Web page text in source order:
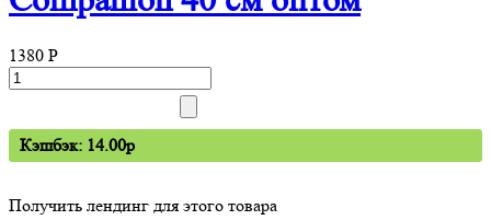
1380 P
Кэшбэк: 14.00p
Получить лендинг для этого товара